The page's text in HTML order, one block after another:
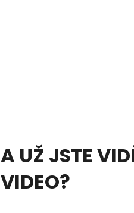
A UŽ JSTE
VIDEO?